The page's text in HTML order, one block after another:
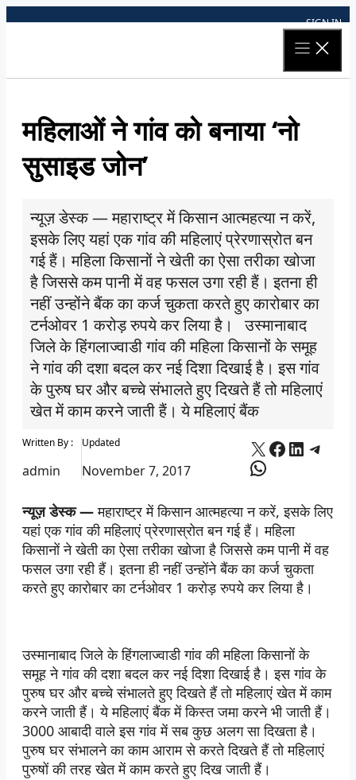
SIGN IN
महिलाओं ने गांव को बनाया ‘नो
सुसाइड जोन’
न्यूज़ डेस्क — महाराष्ट्र में किसान आत्महत्या न करें,
इसके लिए यहां एक गांव की महिलाएं प्रेरणास्रोत बन
गई हैं। महिला किसानों ने खेती का ऐसा तरीका खोजा
है जिससे कम पानी में वह फसल उगा रही हैं। इतना ही
नहीं उन्होंने बैंक का कर्ज चुकता करते हुए कारोबार का
टर्नओवर 1 करोड़ रुपये कर लिया है। उस्मानाबाद
जिले के हिंगलाज्वाडी गांव की महिला किसानों के समूह
ने गांव की दशा बदल कर नई दिशा दिखाई है। इस गांव
के पुरुष घर और बच्चे संभालते हुए दिखते हैं तो महिलाएं
खेत में काम करने जाती हैं। ये महिलाएं बैंक
Written By :
admin
Updated
November 7, 2017
X Facebook
WhatsApp
न्यूज़ डेस्क —महाराष्ट्र में किसान आत्महत्या न करें, इसके लिए
यहां एक गांव की महिलाएं प्रेरणास्रोत बन गई हैं। महिला
किसानों ने खेती का ऐसा तरीका खोजा है जिससे कम पानी में वह
फसल उगा रही हैं। इतना ही नहीं उन्होंने बैंक का कर्ज चुकता
करते हुए कारोबार का टर्नओवर 1 करोड़ रुपये कर लिया है।
उस्मानाबाद जिले के हिंगलाज्वाडी गांव की महिला किसानों के
समूह ने गांव की दशा बदल कर नई दिशा दिखाई है। इस गांव के
पुरुष घर और बच्चे संभालते हुए दिखते हैं तो महिलाएं खेत में काम
करने जाती हैं। ये महिलाएं बैंक में किस्त जमा करने भी जाती हैं।
3000 आबादी वाले इस गांव में सब कुछ अलग सा दिखता है।
पुरुष घर संभालने का काम आराम से करते दिखते हैं तो महिलाएं
पुरुषों की तरह खेत में काम करते हुए दिख जाती हैं।